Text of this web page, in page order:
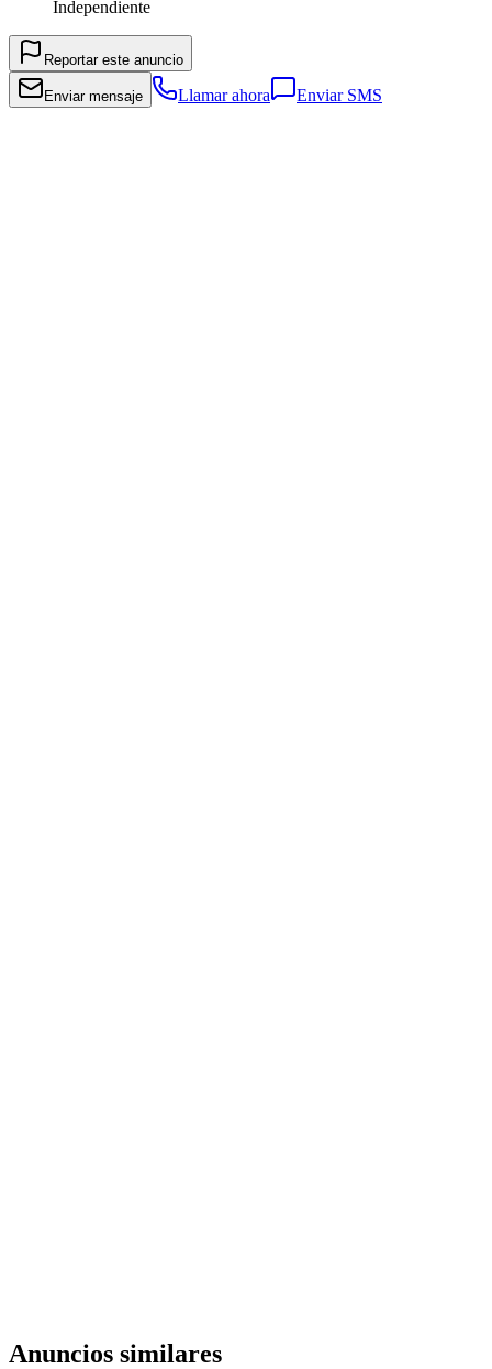
Independiente
Reportar este anuncio
Enviar mensaje Llamar ahora Enviar SMS
Anuncios similares